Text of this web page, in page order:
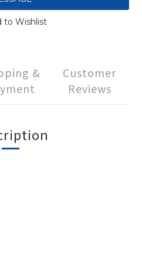
to Wishlist
&
Customer
Reviews